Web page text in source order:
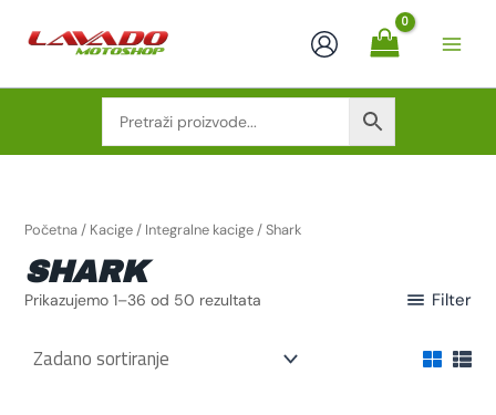
Početna/ Kacige/ Integralne kacige/ Shark
SHARK
Prikazujemo 1–36 od 50 rezultata Filter